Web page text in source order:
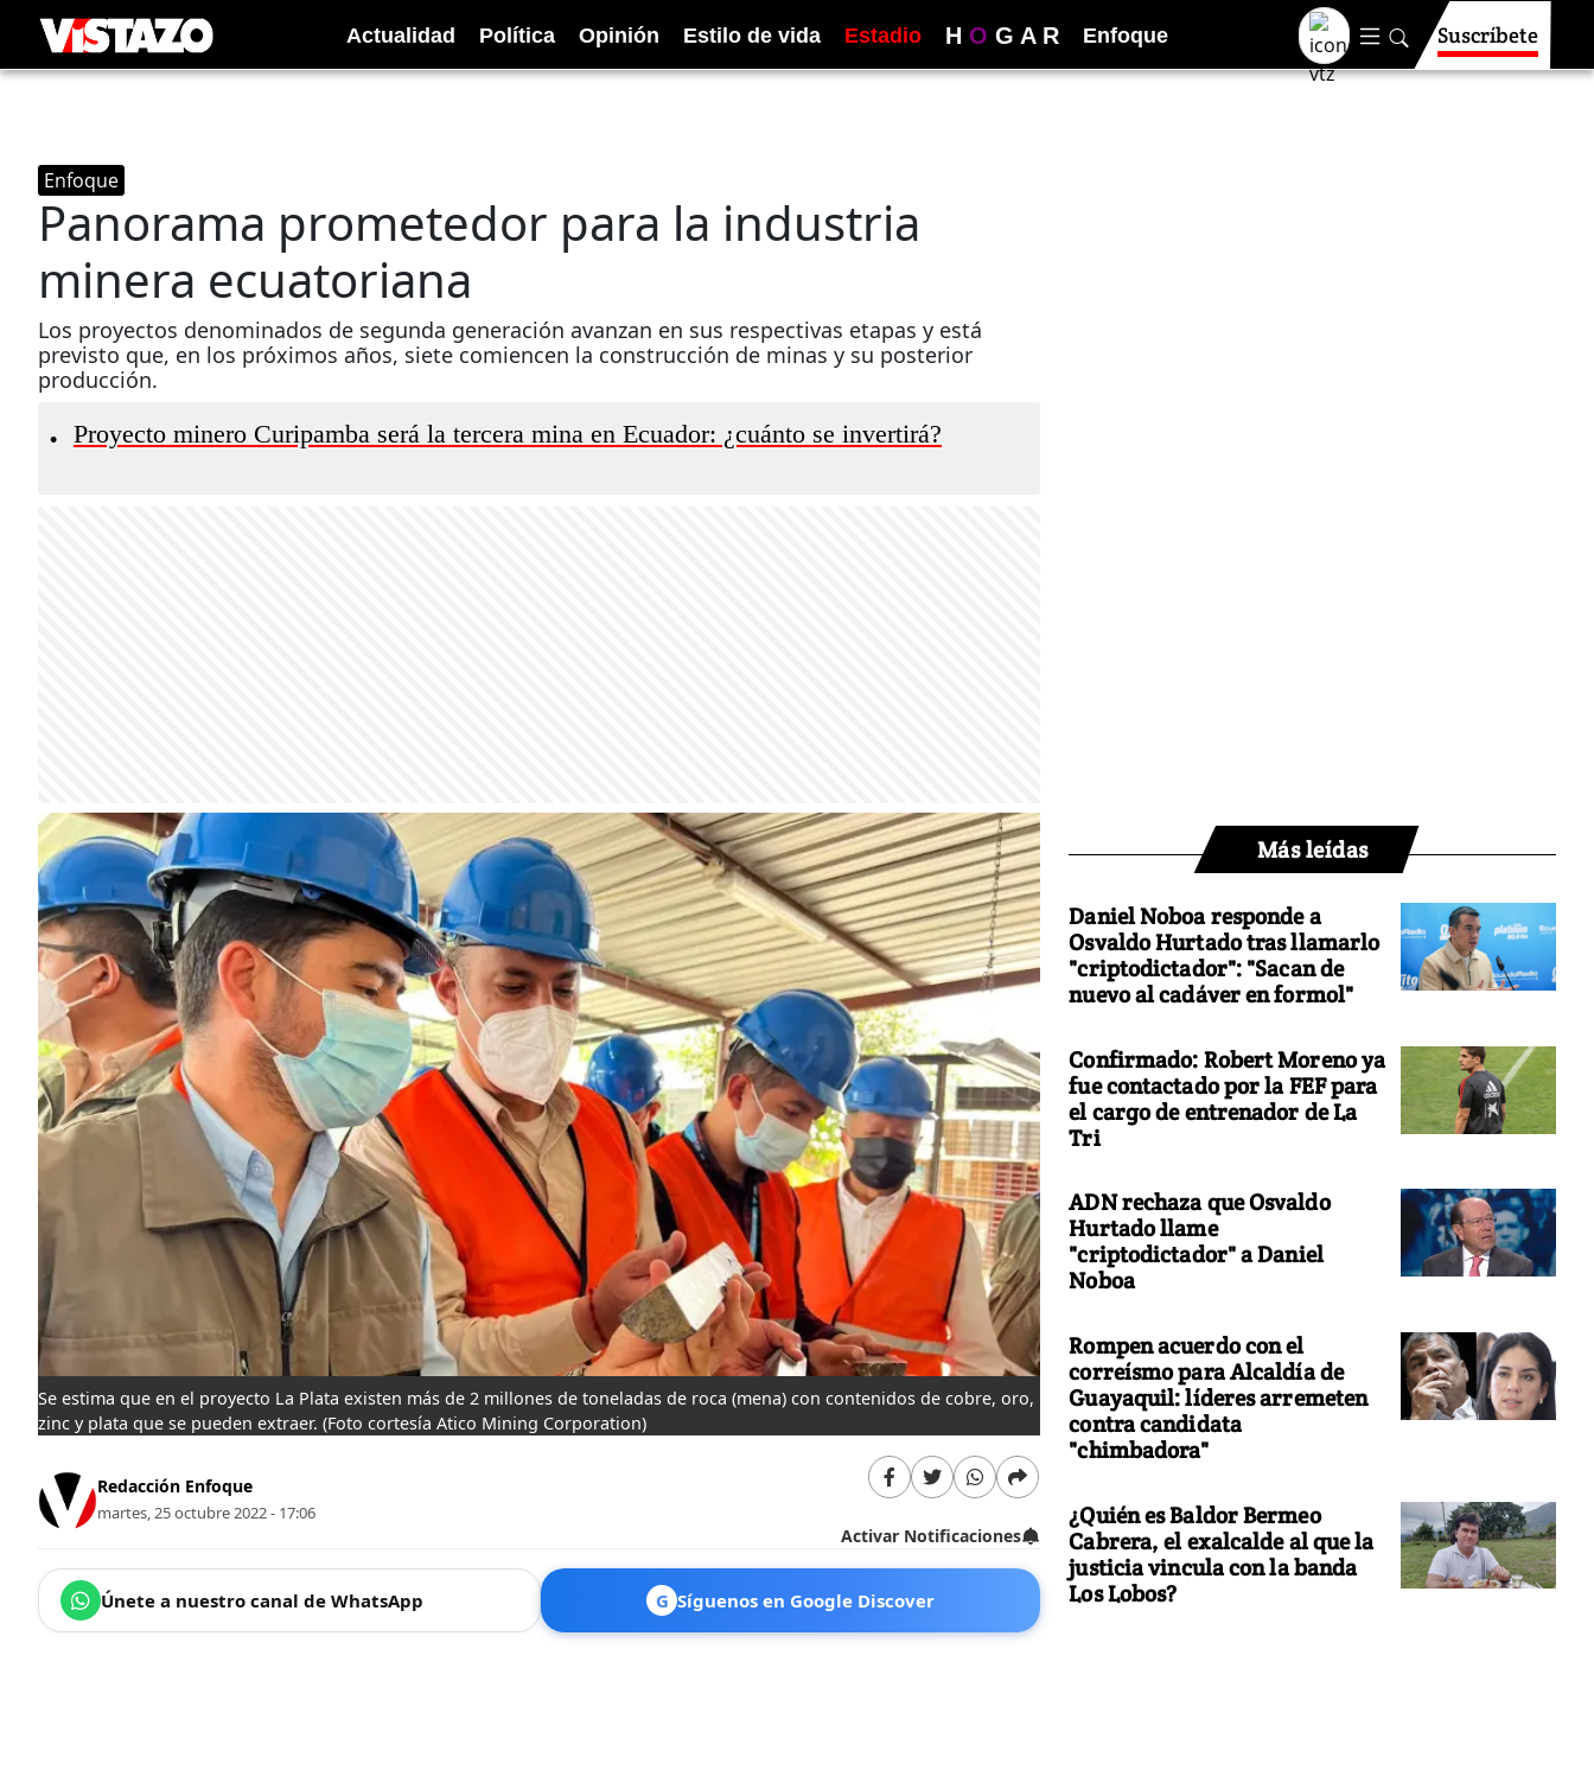
Actualidad Política Opinión Estilo de vida Estadio H O G A R Enfoque Suscríbete
Enfoque
Panorama prometedor para la industria
minera ecuatoriana
Los proyectos denominados de segunda generación avanzan en sus respectivas etapas y está
previsto que, en los próximos años, siete comiencen la construcción de minas y su posterior
producción.
• Proyecto minero Curipamba será la tercera mina en Ecuador: ¿cuánto se invertirá?
Se estima que en el proyecto La Plata existen más de 2 millones de toneladas de roca (mena) con contenidos de cobre, oro,
zinc y plata que se pueden extraer. (Foto cortesía Atico Mining Corporation)
Redacción Enfoque
martes, 25 octubre 2022 - 17:06
Activar Notificaciones
Únete a nuestro canal de WhatsApp G Síguenos en Google Discover
Más leídas
Daniel Noboa responde a
Osvaldo Hurtado tras llamarlo
"criptodictador": "Sacan de
nuevo al cadáver en formol"
Confirmado: Robert Moreno ya
fue contactado por la FEF para
el cargo de entrenador de La
Tri
ADN rechaza que Osvaldo
Hurtado llame
"criptodictador" a Daniel
Noboa
Rompen acuerdo con el
correísmo para Alcaldía de
Guayaquil: líderes arremeten
contra candidata
"chimbadora"
¿Quién es Baldor Bermeo
Cabrera, el exalcalde al que la
justicia vincula con la banda
Los Lobos?